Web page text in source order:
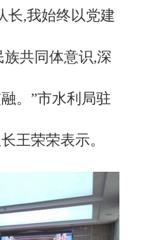
长,我始终以党建
共同体意识,深
。”市水利局驻
王荣荣表示。